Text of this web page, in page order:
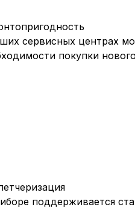
сервисных центрах
покупки
поддерживается